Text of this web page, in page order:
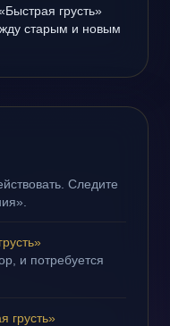
грусть»
старым и новым
Следите
и потребуется
грусть»